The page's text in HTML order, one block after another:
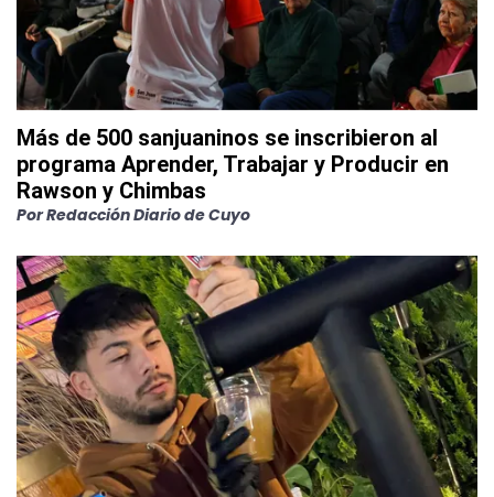
Más de 500 sanjuaninos se inscribieron al
programa Aprender, Trabajar y Producir en
Rawson y Chimbas
PorRedacción Diario de Cuyo